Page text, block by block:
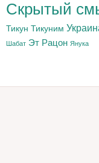
Скрытый
Тикун Тикуним
Шабат Эт Рацон Янука